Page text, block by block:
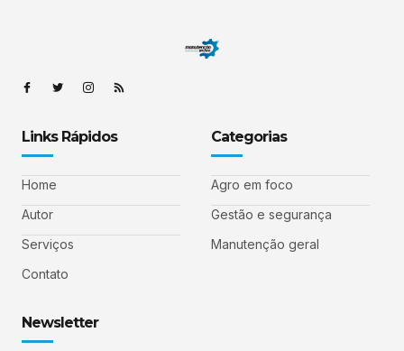
Links Rápidos
Home
Autor
Serviços
Contato
Categorias
Agro em foco
Gestão e segurança
Manutenção geral
Newsletter